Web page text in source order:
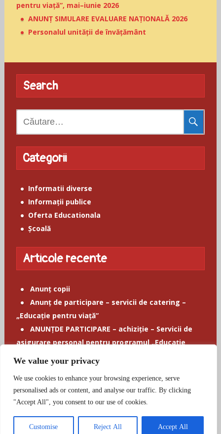
We value your privacy
We use cookies to enhance your browsing experience, serve
personalised ads or content, and analyse our traffic. By clicking
"Accept All", you consent to our use of cookies.
Customise Reject All Accept All
pentru viață”, mai–iunie 2026
ANUNȚ SIMULARE EVALUARE NAȚIONALĂ 2026
Personalul unității de învățământ
Search
Caută
Categorii
Informatii diverse
Informații publice
Oferta Educationala
Școală
Articole recente
Anunț copii
Anunț de participare – servicii de catering –
„Educație pentru viață”
ANUNȚDE PARTICIPARE – achiziție – Servicii de
asigurare personal pentru programul „Educație
pentru viață”, mai–iunie 2026
ANUNȚ SIMULARE EVALUARE NAȚIONALĂ 2026
Personalul unității de învățământ
Omnistock 1|Scoala Gimnaziala Alexandru
Costescu